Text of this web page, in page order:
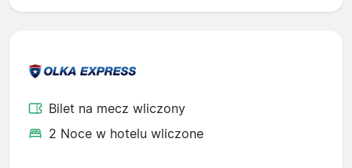
Bilet na mecz wliczony
2 Noce w hotelu wliczone